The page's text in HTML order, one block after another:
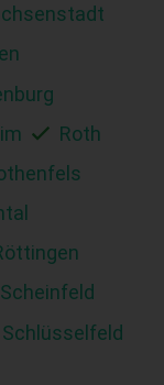
Roth
Scheinfeld
Schlüsselfeld